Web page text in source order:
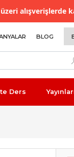
alışverişlerde
BLOG
Ders